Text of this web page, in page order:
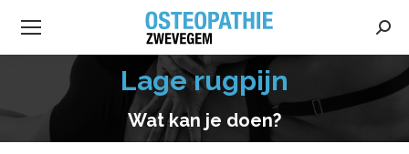
Lage rugpijn
Wat kan je doen?